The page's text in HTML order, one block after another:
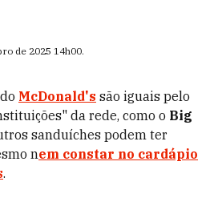
de 2025 14h00.
McDonald's são iguais pelo
da rede, como o Big
sanduíches podem ter
nem constar no cardápio
.